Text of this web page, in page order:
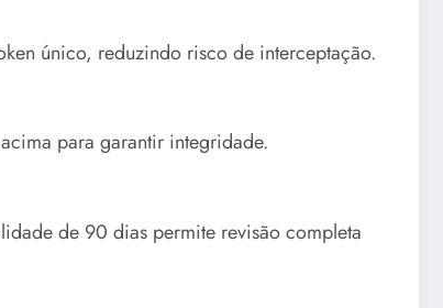
único, reduzindo risco de interceptação.
para garantir integridade.
de 90 dias permite revisão completa